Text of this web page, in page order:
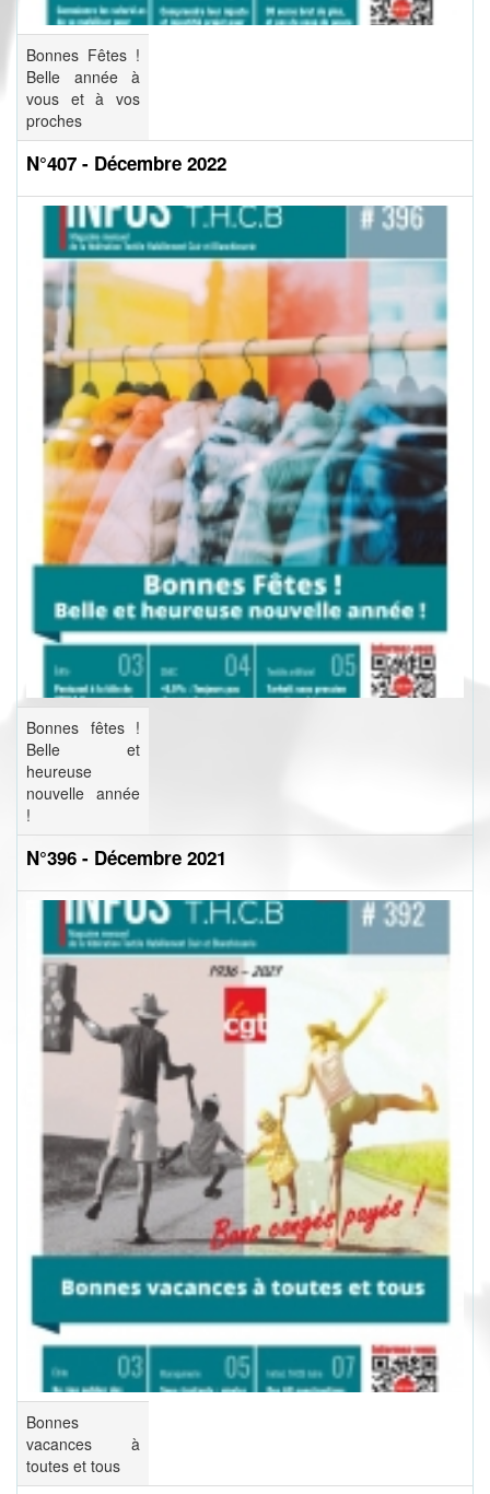
Bonnes Fêtes !
Belle année à
vous et à vos
proches
N°407 - Décembre 2022
Bonnes fêtes !
Belle et
heureuse
nouvelle année
!
N°396 - Décembre 2021
Bonnes
vacances à
toutes et tous